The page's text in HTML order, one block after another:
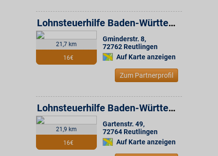
21,7 km
16€
Lohnsteuerhilfe Baden-Württemberg e.V. Beratungsstelle
Gminderstr. 8,
72762 Reutlingen
Auf Karte anzeigen
Zum Partnerprofil
21,9 km
16€
Lohnsteuerhilfe Baden-Württemberg e.V. Beratungsstelle
Gartenstr. 49,
72764 Reutlingen
Auf Karte anzeigen